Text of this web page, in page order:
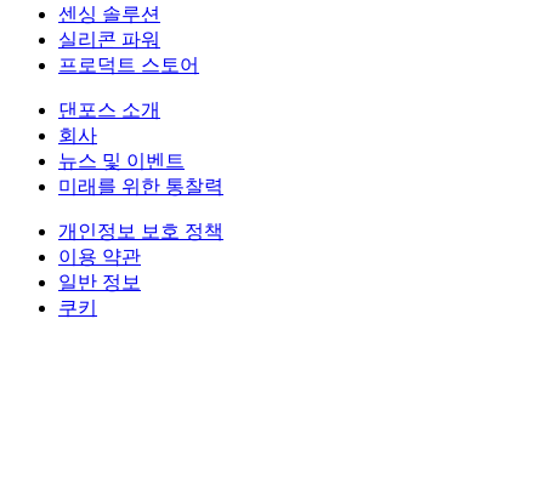
센싱 솔루션
실리콘 파워
프로덕트 스토어
댄포스 소개
회사
뉴스 및 이벤트
미래를 위한 통찰력
개인정보 보호 정책
이용 약관
일반 정보
쿠키